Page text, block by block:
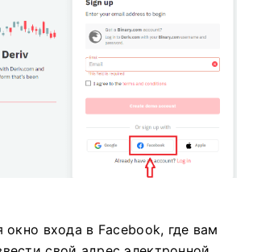
окно входа в Facebook, где вам